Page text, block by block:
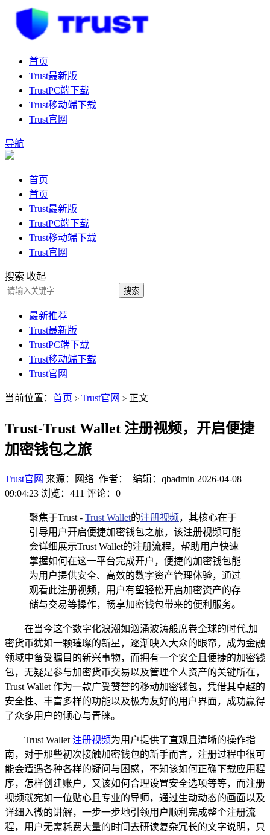
首页
Trust最新版
TrustPC端下载
Trust移动端下载
Trust官网
导航
首页
首页
Trust最新版
TrustPC端下载
Trust移动端下载
Trust官网
搜索 收起
搜索
最新推荐
Trust最新版
TrustPC端下载
Trust移动端下载
Trust官网
当前位置： 首页 > Trust官网 > 正文
Trust-Trust Wallet 注册视频，开启便捷
加密钱包之旅
Trust官网 来源：网络 作者： 编辑：qbadmin 2026-04-08
09:04:23 浏览：411 评论：0
聚焦于Trust - Trust Wallet的注册视频，其核心在于
引导用户开启便捷加密钱包之旅，该注册视频可能
会详细展示Trust Wallet的注册流程，帮助用户快速
掌握如何在这一平台完成开户，便捷的加密钱包能
为用户提供安全、高效的数字资产管理体验，通过
观看此注册视频，用户有望轻松开启加密资产的存
储与交易等操作，畅享加密钱包带来的便利服务。
在当今这个数字化浪潮如汹涌波涛般席卷全球的时代,加
密货币犹如一颗璀璨的新星，逐渐映入大众的眼帘，成为金融
领域中备受瞩目的新兴事物，而拥有一个安全且便捷的加密钱
包，无疑是参与加密货币交易以及管理个人资产的关键所在，
Trust Wallet 作为一款广受赞誉的移动加密钱包，凭借其卓越的
安全性、丰富多样的功能以及极为友好的用户界面，成功赢得
了众多用户的倾心与青睐。
Trust Wallet 注册视频为用户提供了直观且清晰的操作指
南，对于那些初次接触加密钱包的新手而言，注册过程中很可
能会遭遇各种各样的疑问与困惑，不知该如何正确下载应用程
序，怎样创建账户，又该如何合理设置安全选项等等，而注册
视频就宛如一位贴心且专业的导师，通过生动动态的画面以及
详细入微的讲解，一步一步地引领用户顺利完成整个注册流
程，用户无需耗费大量的时间去研读复杂冗长的文字说明，只